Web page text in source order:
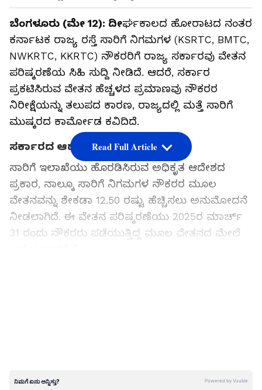
ಬೆಂಗಳೂರು (ಮೇ 12): ದೀರ್ಘಕಾಲದ ಹೋರಾಟದ ನಂತರ
ಕರ್ನಾಟಕ ರಾಜ್ಯ ರಸ್ತೆ ಸಾರಿಗೆ ನಿಗಮಗಳ (KSRTC, BMTC,
NWKRTC, KKRTC) ನೌಕರರಿಗೆ ರಾಜ್ಯ ಸರ್ಕಾರವು ವೇತನ
ಪರಿಷ್ಕರಣೆಯ ಸಿಹಿ ಸುದ್ದಿ ನೀಡಿದೆ. ಆದರೆ, ಸರ್ಕಾರ
ಪ್ರಕಟಿಸಿರುವ ವೇತನ ಹೆಚ್ಚಳದ ಪ್ರಮಾಣವು ನೌಕರರ
ನಿರೀಕ್ಷೆಯನ್ನು ತಲುಪದ ಕಾರಣ, ರಾಜ್ಯದಲ್ಲಿ ಮತ್ತೆ ಸಾರಿಗೆ
ಮುಷ್ಕರದ ಕಾರ್ಮೋಡ ಕವಿದಿದೆ.
ಸರ್ಕಾರದ ಆದೇಶದಲ್ಲೇನಿದೆ?
ಸಾರಿಗೆ ಇಲಾಖೆಯು ಹೊರಡಿಸಿರುವ ಅಧಿಕೃತ ಆದೇಶದ
ಪ್ರಕಾರ, ನಾಲ್ಕೂ ಸಾರಿಗೆ ನಿಗಮಗಳ ನೌಕರರ ಮೂಲ
ವೇತನವನ್ನು ಶೇಕಡಾ 12.50 ರಷ್ಟು ಹೆಚ್ಚಿಸಲು ಅನುಮೋದನೆ
ನೀಡಲಾಗಿದೆ. ಈ ವೇತನ ಪರಿಷ್ಕರಣೆಯು 2025ರ ಮಾರ್ಚ್
31 ರಂದು ನೌಕರರು ಪಡೆಯುತ್ತಿದ್ದ ಮೂಲ ವೇತನದ ಮೇಲೆ
Read Full Article